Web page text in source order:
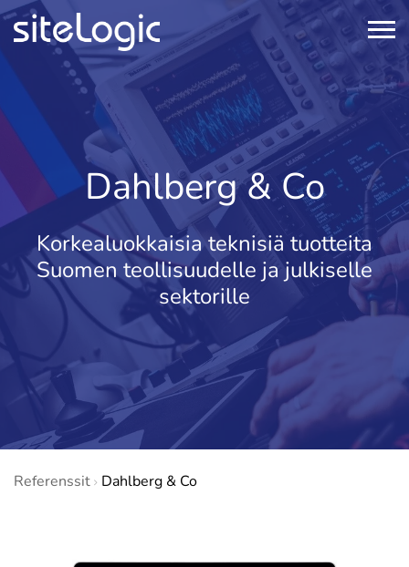
Dahlberg & Co
Korkealuokkaisia teknisiä tuotteita
Suomen teollisuudelle ja julkiselle
sektorille
Referenssit Dahlberg & Co